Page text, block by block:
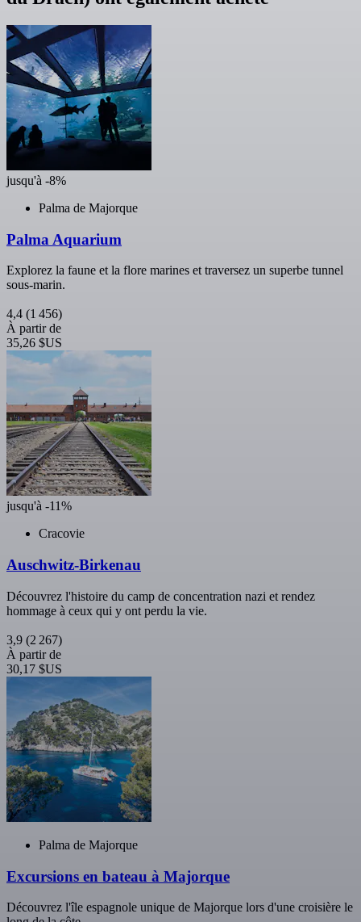
jusqu'à -8%
Palma de Majorque
Palma Aquarium
Explorez la faune et la flore marines et traversez un superbe tunnel
sous-marin.
4,4 (1 456)
À partir de
35,26 $US
jusqu'à -11%
Cracovie
Auschwitz-Birkenau
Découvrez l'histoire du camp de concentration nazi et rendez
hommage à ceux qui y ont perdu la vie.
3,9 (2 267)
À partir de
30,17 $US
Palma de Majorque
Excursions en bateau à Majorque
Découvrez l'île espagnole unique de Majorque lors d'une croisière le